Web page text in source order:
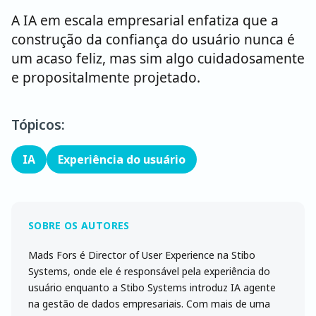
A IA em escala empresarial enfatiza que a
construção da confiança do usuário nunca é
um acaso feliz, mas sim algo cuidadosamente
e propositalmente projetado.
Tópicos:
IA Experiência do usuário
Mads Fors é Director of User Experience na Stibo
Systems, onde ele é responsável pela experiência do
usuário enquanto a Stibo Systems introduz IA agente
na gestão de dados empresariais. Com mais de uma